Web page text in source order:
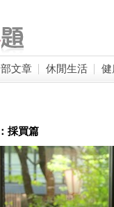
文章 休閒生活
採買篇